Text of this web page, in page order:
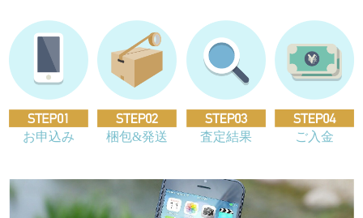
お申込み 梱包&発送 査定結果 ご入金